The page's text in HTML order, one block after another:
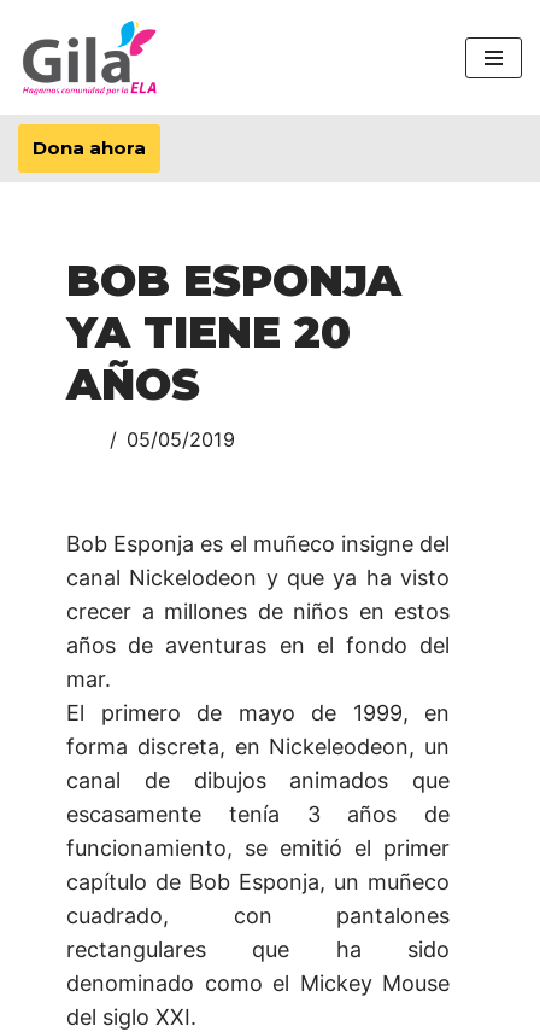
Saltar
al
contenido
Dona ahora
BOB ESPONJA
YA TIENE 20
AÑOS
05/05/2019
Bob Esponja es el muñeco insigne del
canal Nickelodeon y que ya ha visto
crecer a millones de niños en estos
años de aventuras en el fondo del
mar.
El primero de mayo de 1999, en
forma discreta, en Nickeleodeon, un
canal de dibujos animados que
escasamente tenía 3 años de
funcionamiento, se emitió el primer
capítulo de Bob Esponja, un muñeco
cuadrado, con pantalones
rectangulares que ha sido
denominado como el Mickey Mouse
del siglo XXI.